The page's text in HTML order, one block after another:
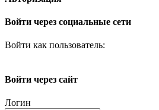
Войти через социальные сети
Войти как пользователь:
Войти через сайт
Логин